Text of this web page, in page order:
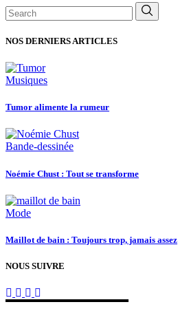
Search
for:
NOS DERNIERS ARTICLES
Musiques
Tumor alimente la rumeur
Bande-dessinée
Noémie Chust : Tout se transforme
Mode
Maillot de bain : Toujours trop, jamais assez
NOUS SUIVRE